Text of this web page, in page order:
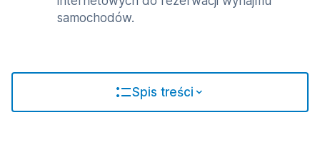
samochodów.
Spis treści